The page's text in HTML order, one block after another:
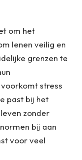
om het
lenen veilig en
grenzen te
stress
past bij het
zonder
bij aan
voor veel